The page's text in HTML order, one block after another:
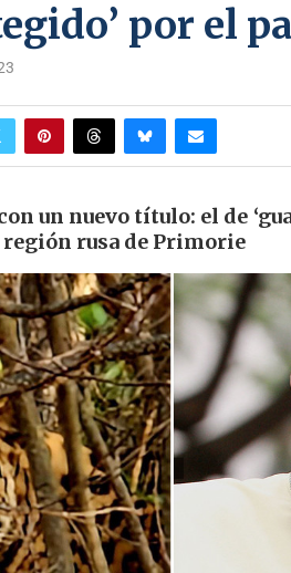
por el
un nuevo título: el de
rusa de Primorie